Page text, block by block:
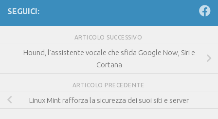
SEGUICI:
ARTICOLO SUCCESSIVO
Hound, l’assistente vocale che sfida Google Now, Siri e
Cortana
ARTICOLO PRECEDENTE
Linux Mint rafforza la sicurezza dei suoi siti e server